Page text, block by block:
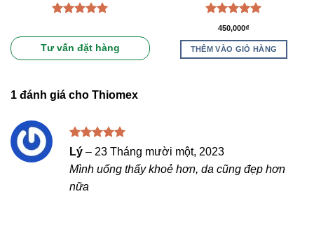
hạng5.00
5 sao
Tư vấn đặt hàng
Được xếp
hạng
5 sao
450,000₫
THÊM VÀO GIỎ HÀNG
1 đánh giá cho Thiomex
Được xếp
hạng
sao
Lý – 23 Tháng mười một, 2023
Mình uống thấy khoẻ hơn, da cũng đẹp hơn
nữa